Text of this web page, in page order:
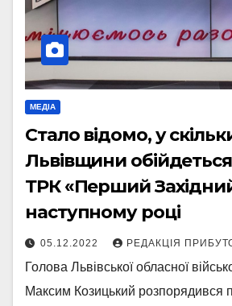
МЕДІА
Стало відомо, у
Львівщини
ТРК «Перший
наступному році
05.12.2022 РЕДАКЦІЯ
Голова Львівської обласної
Максим Козицький розпорядився